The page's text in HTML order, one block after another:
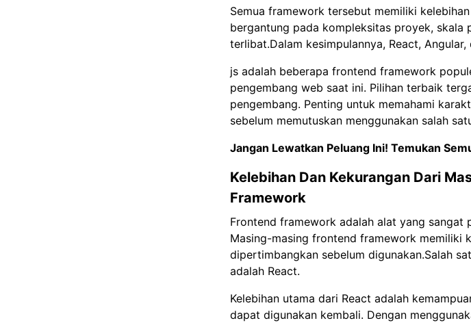
Semua framework tersebut memiliki
bergantung pada kompleksitas proyek, skala
terlibat.Dalam kesimpulannya, React, Angular,
js adalah beberapa frontend framework
pengembang web saat ini. Pilihan terbaik
pengembang. Penting untuk memahami
sebelum memutuskan menggunakan salah
Jangan Lewatkan Peluang Ini! Temukan
Kelebihan Dan Kekurangan Dari
Framework
Frontend framework adalah alat yang sangat
Masing-masing frontend framework memiliki
dipertimbangkan sebelum digunakan.Salah
adalah React.
Kelebihan utama dari React adalah
dapat digunakan kembali. Dengan